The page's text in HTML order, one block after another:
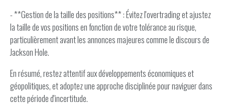
- **Gestion de la taille des positions** : Évitez l'overtrading et ajustez
la taille de vos positions en fonction de votre tolérance au risque,
particulièrement avant les annonces majeures comme le discours de
Jackson Hole.
En résumé, restez attentif aux développements économiques et
géopolitiques, et adoptez une approche disciplinée pour naviguer dans
cette période d'incertitude.